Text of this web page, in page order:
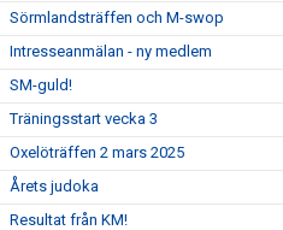
Sörmlandsträffen och M-swop
Intresseanmälan - ny medlem
SM-guld!
Träningsstart vecka 3
Oxelöträffen 2 mars 2025
Årets judoka
Resultat från KM!